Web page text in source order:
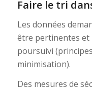
Faire le tri
Les données
être pertinentes et
poursuivi
minimisation).
Des mesures de